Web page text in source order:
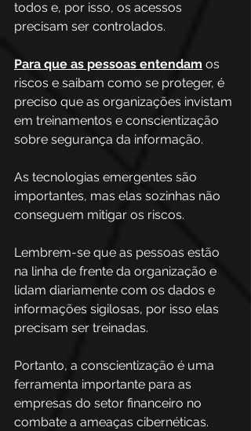
todos e, por isso, os acessos
precisam ser controlados.
Para que as pessoas entendam os
riscos e saibam como se proteger, é
preciso que as organizações invistam
em treinamentos e conscientização
sobre segurança da informação.
As tecnologias emergentes são
importantes, mas elas sozinhas não
conseguem mitigar os riscos.
Lembrem-se que as pessoas estão
na linha de frente da organização e
lidam diariamente com os dados e
informações sigilosas, por isso elas
precisam ser treinadas.
Portanto, a conscientização é uma
ferramenta importante para as
empresas do setor financeiro no
combate a ameaças cibernéticas.